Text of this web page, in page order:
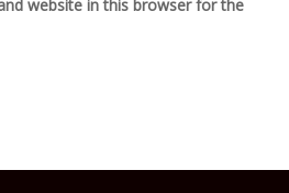
website in this browser for the